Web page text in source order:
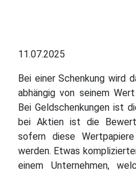
11.07.2025
Bei einer Schenkung wird
abhängig von seinem
Bei Geldschenkungen ist
bei Aktien ist die
sofern diese
werden. Etwas
einem Unternehmen,